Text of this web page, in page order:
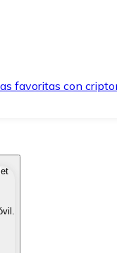
favoritas con
métodos de pago.
y segura.